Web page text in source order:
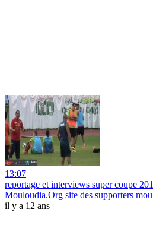
13:07
reportage et interviews super coupe
Mouloudia.Org site des supporters
il y a 12 ans